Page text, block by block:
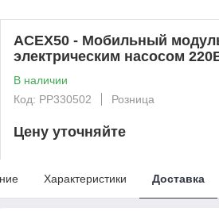
ACEX50 - Мобильный
электрическим насосом
В наличии
Код: PP330502
Розница
Цену уточняйте
Характеристики Доставка